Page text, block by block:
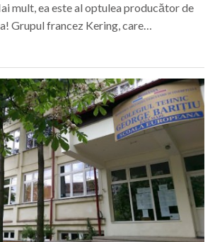
mult, ea este al optulea producător de
Grupul francez Kering, care…